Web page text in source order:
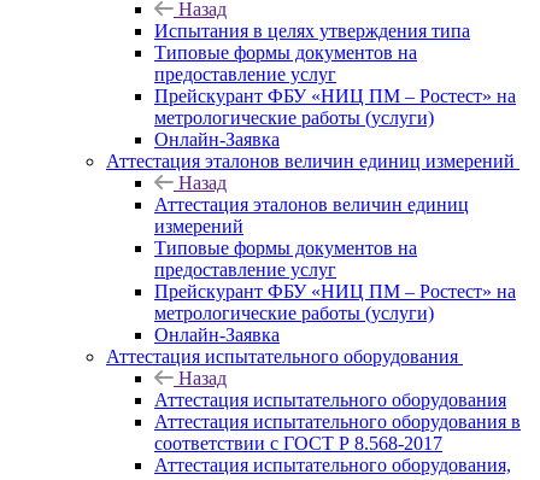
Назад
Испытания в целях утверждения типа
Типовые формы документов на
предоставление услуг
Прейскурант ФБУ «НИЦ ПМ – Ростест» на
метрологические работы (услуги)
Онлайн-Заявка
Аттестация эталонов величин единиц измерений
Назад
Аттестация эталонов величин единиц
измерений
Типовые формы документов на
предоставление услуг
Прейскурант ФБУ «НИЦ ПМ – Ростест» на
метрологические работы (услуги)
Онлайн-Заявка
Аттестация испытательного оборудования
Назад
Аттестация испытательного оборудования
Аттестация испытательного оборудования в
соответствии с ГОСТ Р 8.568-2017
Аттестация испытательного оборудования,